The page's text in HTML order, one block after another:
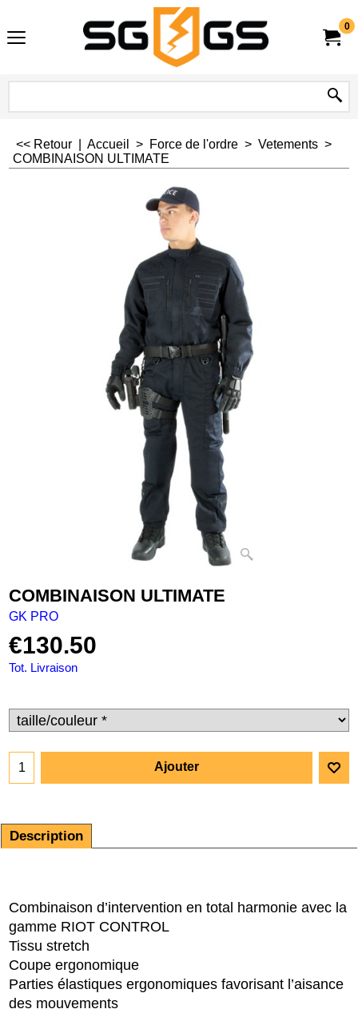
0
<< Retour Accueil > Force de l'ordre > Vetements >
COMBINAISON ULTIMATE
COMBINAISON ULTIMATE
GK PRO
€130.50
Tot. Livraison
Ajouter
Description
Combinaison d’intervention en total harmonie avec la
gamme RIOT CONTROL
Tissu stretch
Coupe ergonomique
Parties élastiques ergonomiques favorisant l’aisance
des mouvements